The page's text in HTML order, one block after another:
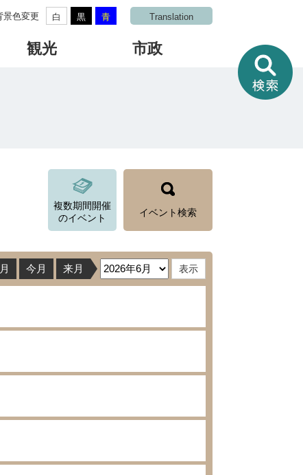
景色変更 白 黒 青 Translation
観光 市政
情
報
を
複数期間開催
のイベント
イベント検索
今月 来月